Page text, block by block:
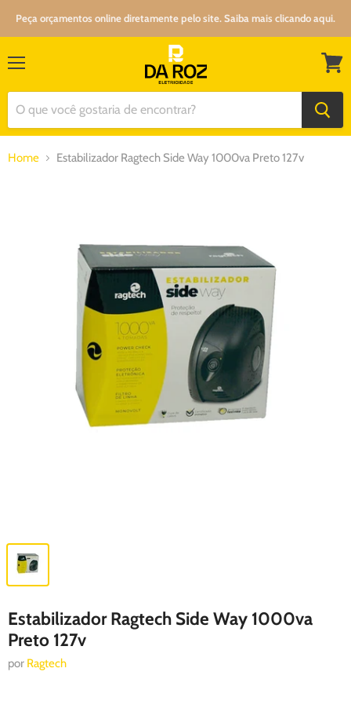
Peça orçamentos online diretamente pelo site. Saiba mais clicando aqui.
Home Estabilizador Ragtech Side Way 1000va Preto 127v
Estabilizador Ragtech Side Way 1000va
Preto 127v
por Ragtech